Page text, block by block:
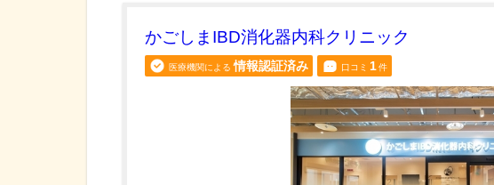
かごしまIBD消化器内科クリニック
医療機関による 情報認証済み 口コミ 1件